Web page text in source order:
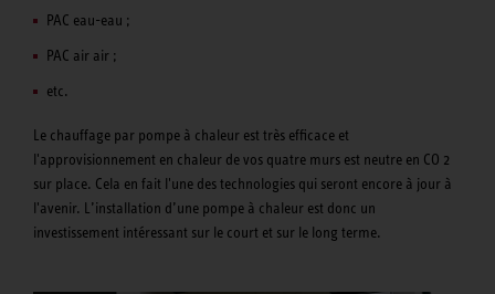
PAC eau-eau ;
PAC air air ;
etc.
Le chauffage par pompe à chaleur est très efficace et
l'approvisionnement en chaleur de vos quatre murs est neutre en CO 2
sur place. Cela en fait l'une des technologies qui seront encore à jour à
l'avenir. L’installation d’une pompe à chaleur est donc un
investissement intéressant sur le court et sur le long terme.